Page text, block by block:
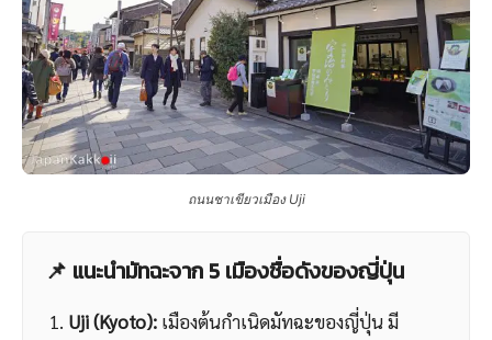
ถนนชาเขียวเมืองUji
📌 แนะนำมัทฉะจาก 5 เมืองชื่อดังของญี่ปุ่น
Uji (Kyoto): เมืองต้นกำเนิดมัทฉะของญี่ปุ่น มี